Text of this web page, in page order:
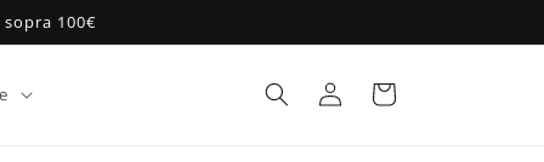
100€
Accedi Carrello